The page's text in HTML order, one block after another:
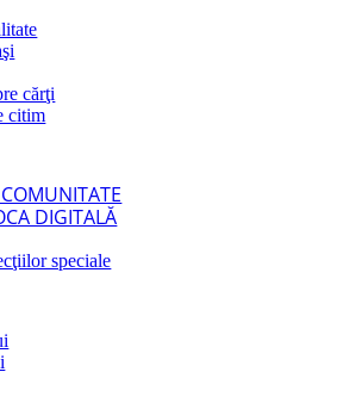
cărţi
citim
DIGITALĂ
speciale